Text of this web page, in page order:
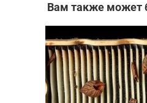
Вам также может